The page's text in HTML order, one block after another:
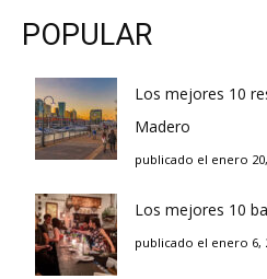
POPULAR
Los mejores 10
Madero
publicado el enero
Los mejores 10
publicado el enero 6,